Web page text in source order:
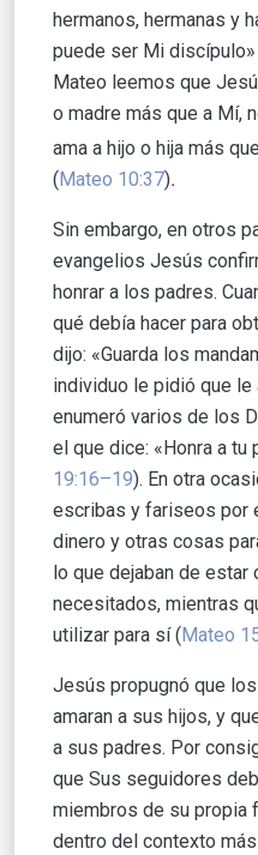
hermanos, hermanas y
puede ser Mi
Mateo leemos que
o madre más que a Mí,
ama a hijo o hija más
( Mateo 10:37).
Sin embargo, en otros
evangelios Jesús
honrar a los padres.
qué debía hacer para
dijo: «Guarda los
individuo le pidió que le
enumeró varios de los
el que dice: «Honra a tu
19:16–19). En otra
escribas y fariseos por
dinero y otras cosas
lo que dejaban de
necesitados, mientras
utilizar para sí ( Mateo
Jesús propugnó que
amaran a sus hijos, y
a sus padres. Por
que Sus seguidores
miembros de su propia
dentro del contexto